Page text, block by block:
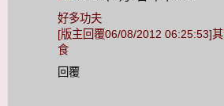
好多功夫
[版主回覆06/08/2012 06:25:53]
食
回覆